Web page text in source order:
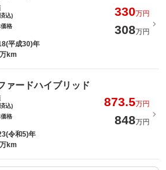
込)
330万円
格
308万円
平成30)年
km
ァードハイブリッド
込)
873.5万円
格
848万円
令和5)年
km